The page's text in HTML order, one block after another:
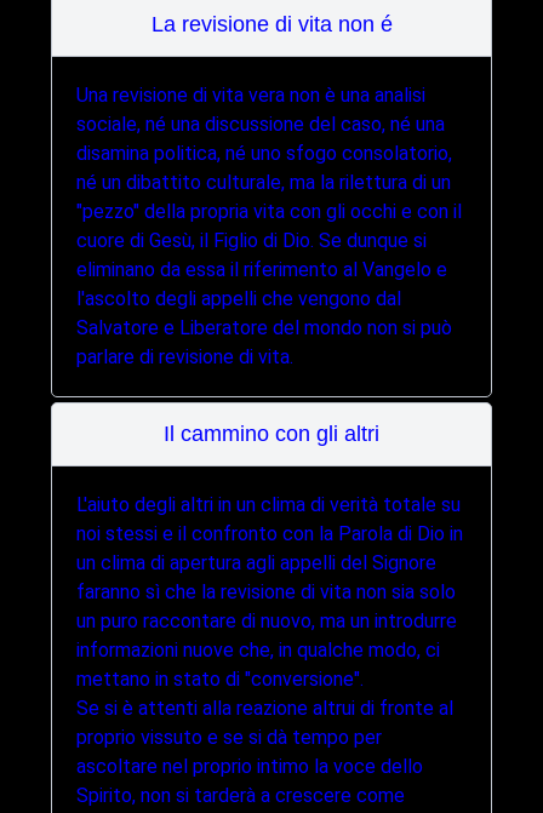
La revisione di vita non é
Una revisione di vita vera non è una analisi
sociale, né una discussione del caso, né una
disamina politica, né uno sfogo consolatorio,
né un dibattito culturale, ma la rilettura di un
"pezzo" della propria vita con gli occhi e con il
cuore di Gesù, il Figlio di Dio. Se dunque si
eliminano da essa il riferimento al Vangelo e
l'ascolto degli appelli che vengono dal
Salvatore e Liberatore del mondo non si può
parlare di revisione di vita.
Il cammino con gli altri
L'aiuto degli altri in un clima di verità totale su
noi stessi e il confronto con la Parola di Dio in
un clima di apertura agli appelli del Signore
faranno sì che la revisione di vita non sia solo
un puro raccontare di nuovo, ma un introdurre
informazioni nuove che, in qualche modo, ci
mettano in stato di "conversione".
Se si è attenti alla reazione altrui di fronte al
proprio vissuto e se si dà tempo per
ascoltare nel proprio intimo la voce dello
Spirito, non si tarderà a crescere come